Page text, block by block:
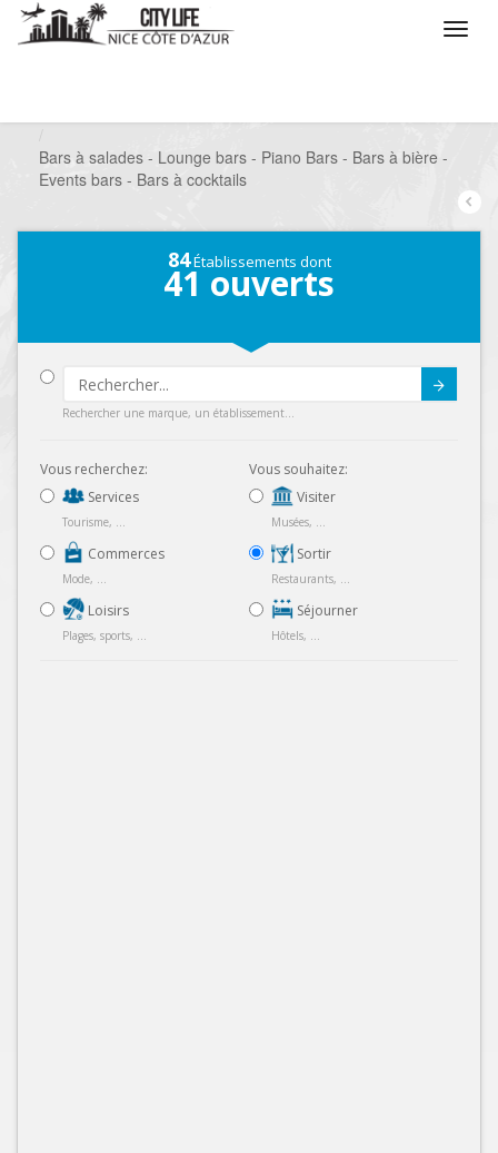
Bars à salades - Lounge bars - Piano Bars - Bars à bière -
Events bars - Bars à cocktails
84Établissements dont
41 ouverts
Rechercher une marque, un établissement...
Vous recherchez:
Services
Tourisme, ...
Commerces
Mode, ...
Loisirs
Plages, sports, ...
Vous souhaitez:
Visiter
Musées, ...
Sortir
Restaurants, ...
Séjourner
Hôtels, ...